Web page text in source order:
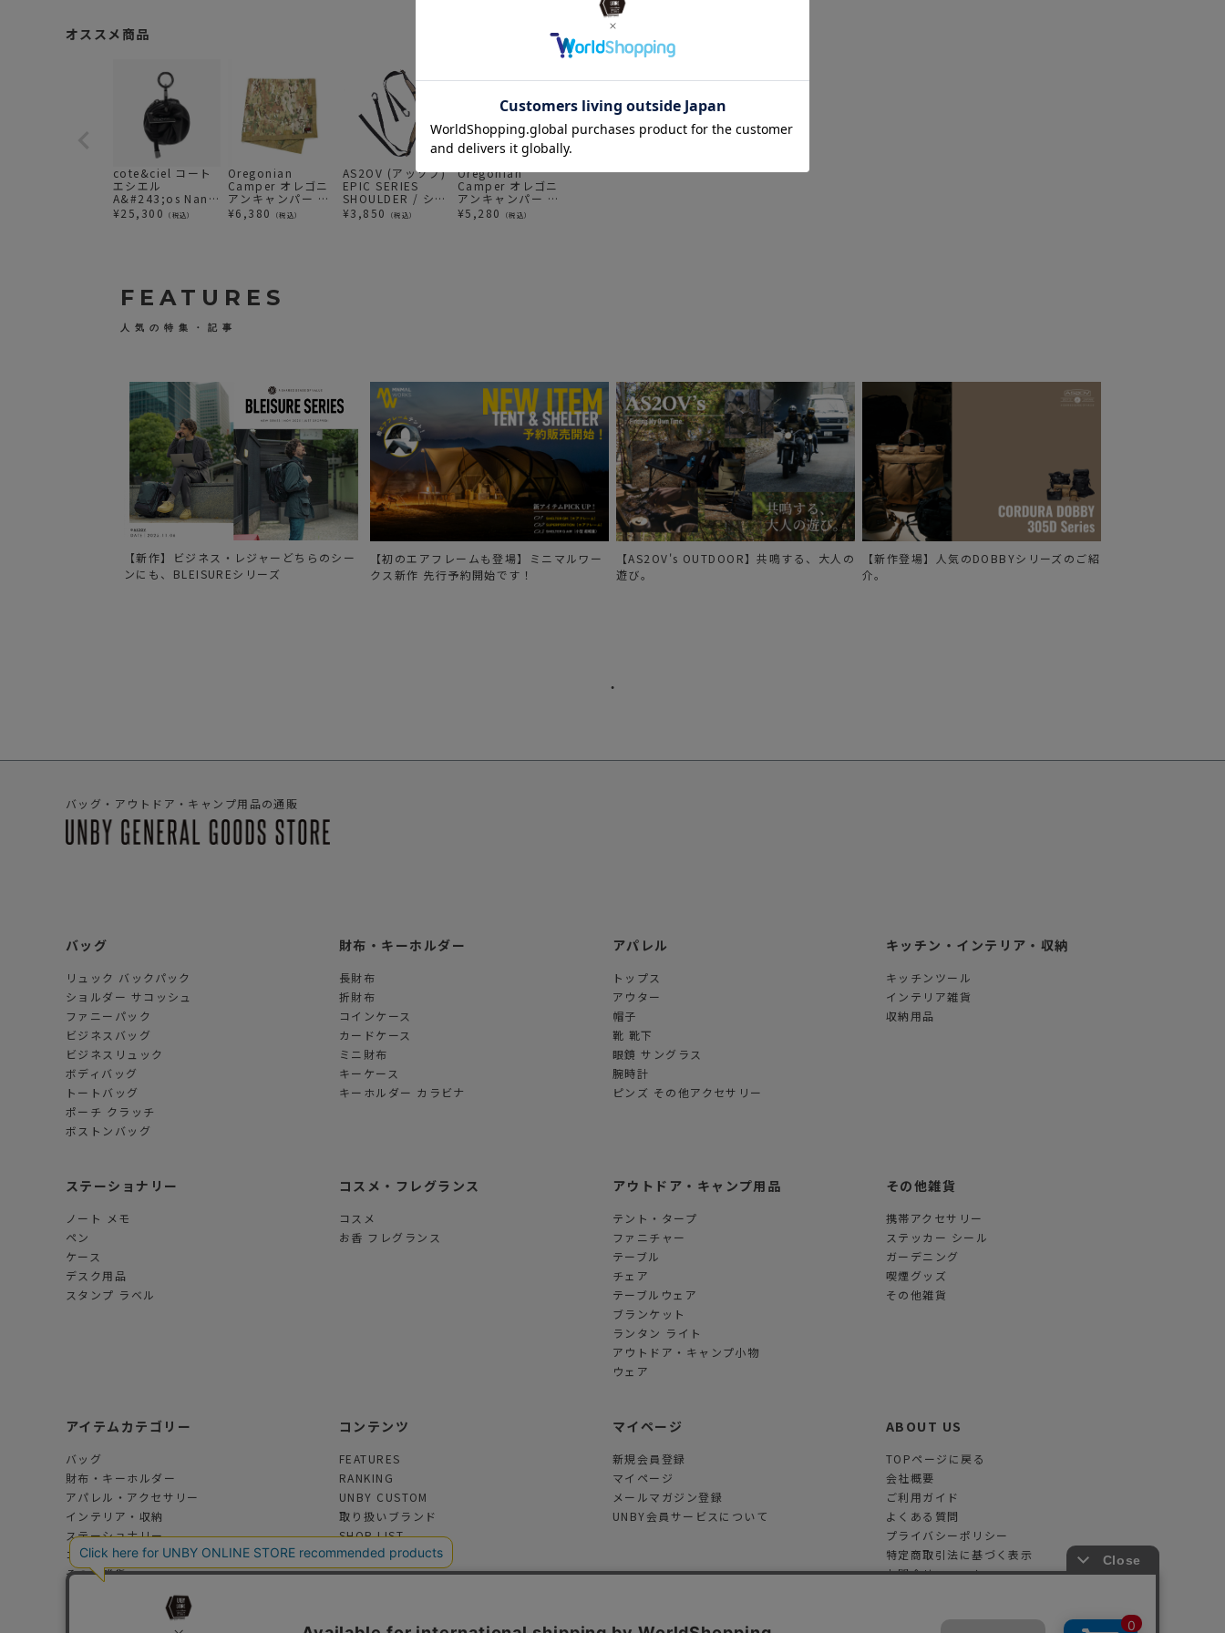
オススメ商品
cote&ciel コート
エシエル
A&#243;os Nano
Alias Leather
¥25,300 （税込）
Oregonian
Camper オレゴニ
アンキャンパー ウ
ォールアップグラ
ンドシートSQ
¥6,380 （税込）
AS2OV (アッソブ)
EPIC SERIES
SHOULDER / ショ
ルダー
¥3,850 （税込）
Oregonian
Camper オレゴニ
アンキャンパー ポ
ップアップ トラッ
シュボックス R2
¥5,280 （税込）
Oregonian
Oregonian
Oregonian
FEATURES
人気の特集・記事
【新作】ビジネス・レジャーどちらのシー
ンにも、BLEISUREシリーズ
【初のエアフレームも登場】ミニマルワー
クス新作 先行予約開始です！
【AS2OV's OUTDOOR】共鳴する、大人の
遊び。
【新作登場】人気のDOBBYシリーズのご紹
介。
バッグ・アウトドア・キャンプ用品の通販
バッグ
リュック バックパック
ショルダー サコッシュ
ファニーパック
ビジネスバッグ
ビジネスリュック
ボディバッグ
トートバッグ
ポーチ クラッチ
ボストンバッグ
財布・キーホルダー
長財布
折財布
コインケース
カードケース
ミニ財布
キーケース
キーホルダー カラビナ
アパレル
トップス
アウター
帽子
靴 靴下
眼鏡 サングラス
腕時計
ピンズ その他アクセサリー
キッチン・インテリア・収納
キッチンツール
インテリア雑貨
収納用品
ステーショナリー
ノート メモ
ペン
ケース
デスク用品
スタンプ ラベル
コスメ・フレグランス
コスメ
お香 フレグランス
アウトドア・キャンプ用品
テント・タープ
ファニチャー
テーブル
チェア
テーブルウェア
ブランケット
ランタン ライト
アウトドア・キャンプ小物
ウェア
その他雑貨
携帯アクセサリー
ステッカー シール
ガーデニング
喫煙グッズ
その他雑貨
アイテムカテゴリー
バッグ
財布・キーホルダー
アパレル・アクセサリー
インテリア・収納
ステーショナリー
コスメ・フレグランス
その他雑貨
コンテンツ
FEATURES
RANKING
UNBY CUSTOM
取り扱いブランド
SHOP LIST
マイページ
新規会員登録
マイページ
メールマガジン登録
UNBY会員サービスについて
ABOUT US
TOPページに戻る
会社概要
ご利用ガイド
よくある質問
プライバシーポリシー
特定商取引法に基づく表示
お問合せフォーム